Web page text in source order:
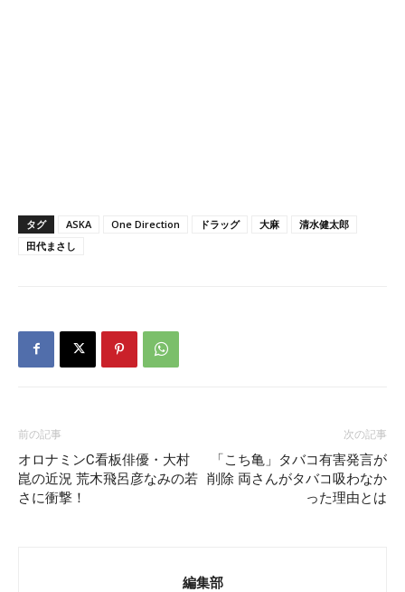
タグ ASKA One Direction ドラッグ 大麻
清水健太郎
田代まさし
前の記事
オロナミンC看板俳優・大村
崑の近況 荒木飛呂彦なみの若
さに衝撃！
次の記事
「こち亀」タバコ有害発言が
削除 両さんがタバコ吸わなか
った理由とは
編集部